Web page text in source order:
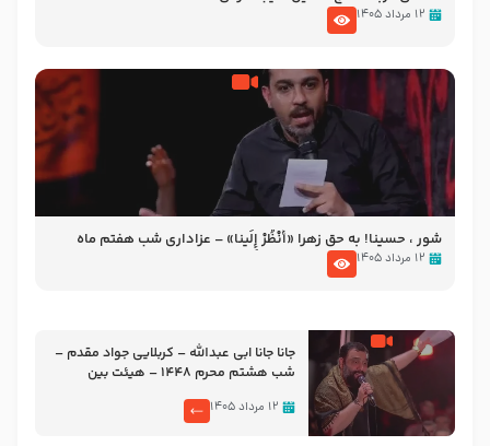
۱۲ مرداد ۱۴۰۵
شور ، حسینا! به‌ حق زهرا «أُنْظُرْ إِلَینا» – عزاداری شب هفتم ماه
محرّم 1405
۱۲ مرداد ۱۴۰۵
جانا جانا ابی عبدالله – کربلایی جواد مقدم –
شب هشتم محرم 1448 – هیئت بین
۱۲ مرداد ۱۴۰۵